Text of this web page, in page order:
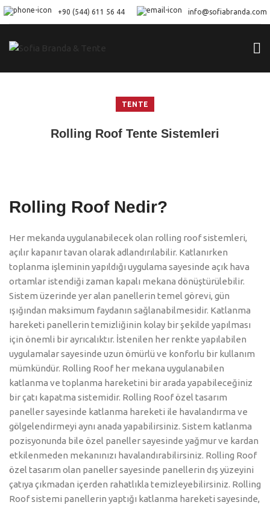
+90 (544) 611 56 44 info@sofiabranda.com
TENTE
Rolling Roof Tente Sistemleri
Rolling Roof Nedir?
Her mekanda uygulanabilecek olan rolling roof sistemleri,
açılır kapanır tavan olarak adlandırılabilir. Katlanırken
toplanma işleminin yapıldığı uygulama sayesinde açık hava
ortamlar istendiği zaman kapalı mekana dönüştürülebilir.
Sistem üzerinde yer alan panellerin temel görevi, gün
ışığından maksimum faydanın sağlanabilmesidir. Katlanma
hareketi panellerin temizliğinin kolay bir şekilde yapılması
için önemli bir ayrıcalıktır. İstenilen her renkte yapılabilen
uygulamalar sayesinde uzun ömürlü ve konforlu bir kullanım
mümkündür. Rolling Roof her mekana uygulanabilen
katlanma ve toplanma hareketini bir arada yapabileceğiniz
bir çatı kapatma sistemidir. Rolling Roof özel tasarım
paneller sayesinde katlanma hareketi ile havalandırma ve
gölgelendirmeyi aynı anada yapabilirsiniz. Sistem katlanma
pozisyonunda bile özel paneller sayesinde yağmur ve kardan
etkilenmeden mekanınızı havalandırabilirsiniz. Rolling Roof
özel tasarım olan paneller sayesinde panellerin dış yüzeyini
çatıya çıkmadan içerden rahatlıkla temizleyebilirsiniz. Rolling
Roof sistemi panellerin yaptığı katlanma hareketi sayesinde,